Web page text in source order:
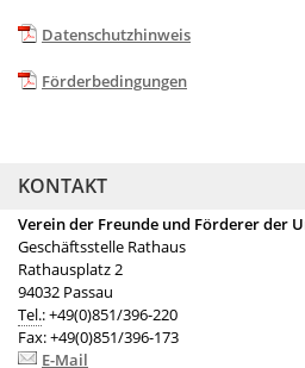
Datenschutzhinweis
Förderbedingungen
KONTAKT
Verein der Freunde und Förderer der
Geschäftsstelle Rathaus
Rathausplatz 2
94032 Passau
Tel.: +49(0)851/396-220
Fax: +49(0)851/396-173
E-Mail